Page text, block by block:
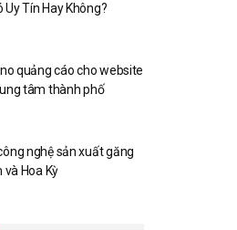
Tín Hay Không?
quảng cáo cho website
tâm thành phố
nghệ sản xuất găng
và Hoa Kỳ